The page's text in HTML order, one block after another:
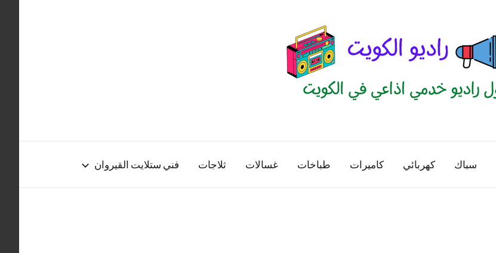
الكويت
منصة
اذاعية
سباك كهربائي كاميرات طباخات غسالات ثلاجات فني ستلايت القيروان